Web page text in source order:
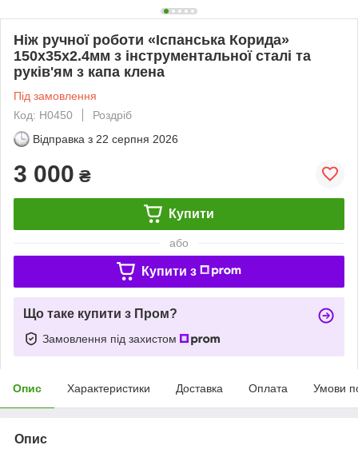
Ніж ручної роботи «Іспанська Корида»
150х35х2.4мм з інструментальної сталі та
руків'ям з капа клена
Під замовлення
Код: Н0450
Роздріб
Відправка з 22 серпня 2026
3 000 ₴
Купити
або
Купити з
Що таке купити з Пром?
Замовлення під захистом
Опис Характеристики Доставка Оплата Умови
Опис